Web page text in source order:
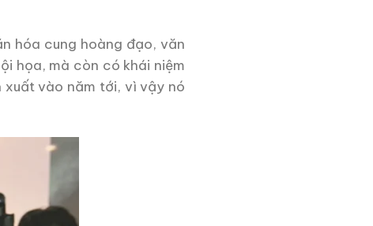
hóa cung hoàng đạo, văn
họa, mà còn có khái niệm
xuất vào năm tới, vì vậy nó